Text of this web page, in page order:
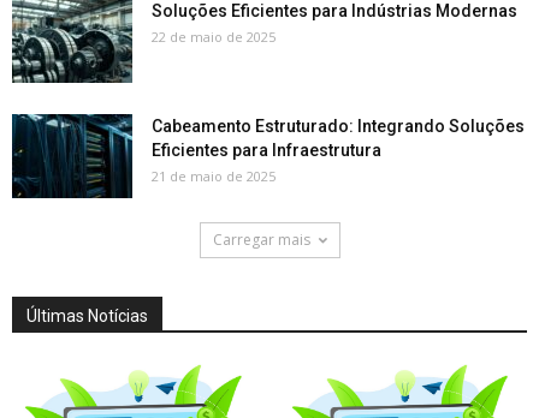
Soluções Eficientes para Indústrias Modernas
22 de maio de 2025
Cabeamento Estruturado: Integrando Soluções
Eficientes para Infraestrutura
21 de maio de 2025
Carregar mais
Últimas Notícias